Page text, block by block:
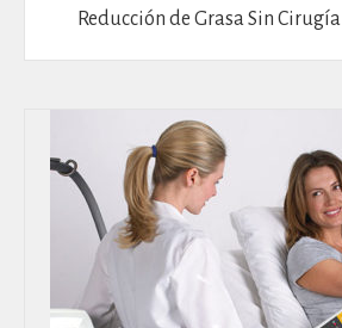
Reducción de Grasa Sin Cirugía